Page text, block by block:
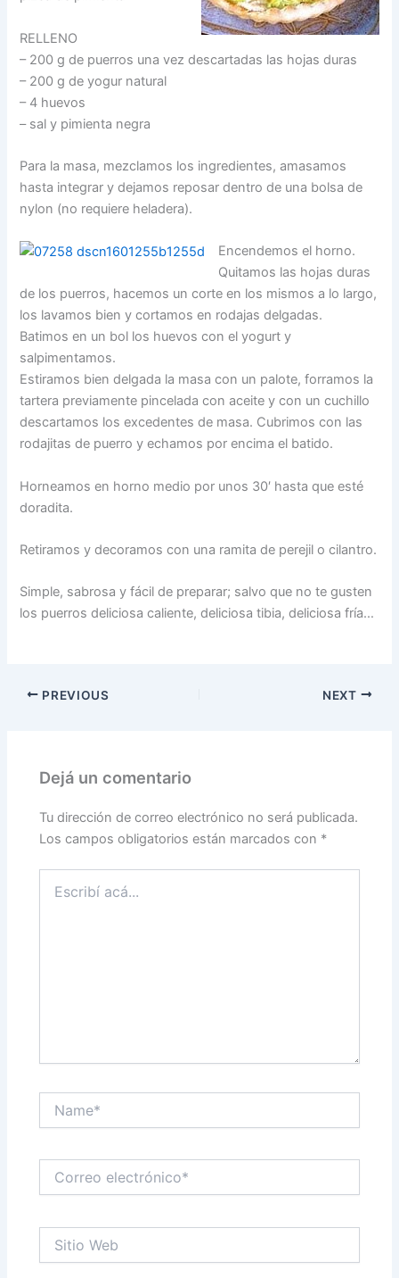
RELLENO
– 200 g de puerros una vez descartadas las hojas duras
– 200 g de yogur natural
– 4 huevos
– sal y pimienta negra
Para la masa, mezclamos los ingredientes, amasamos
hasta integrar y dejamos reposar dentro de una bolsa de
nylon (no requiere heladera).
Encendemos el horno.
Quitamos las hojas duras
de los puerros, hacemos un corte en los mismos a lo largo,
los lavamos bien y cortamos en rodajas delgadas.
Batimos en un bol los huevos con el yogurt y
salpimentamos.
Estiramos bien delgada la masa con un palote, forramos la
tartera previamente pincelada con aceite y con un cuchillo
descartamos los excedentes de masa. Cubrimos con las
rodajitas de puerro y echamos por encima el batido.
Horneamos en horno medio por unos 30′ hasta que esté
doradita.
Retiramos y decoramos con una ramita de perejil o cilantro.
Simple, sabrosa y fácil de preparar; salvo que no te gusten
los puerros deliciosa caliente, deliciosa tibia, deliciosa fría…
PREVIOUS NEXT
Dejá un comentario
Tu dirección de correo electrónico no será publicada.
Los campos obligatorios están marcados con *
acá...
electrónico*
Web